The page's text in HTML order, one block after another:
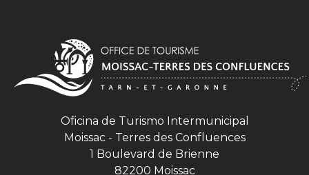
Oficina de Turismo Intermunicipal
Moissac - Terres des Confluences
1 Boulevard de Brienne
82200 Moissac